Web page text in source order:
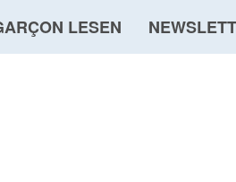
LESEN